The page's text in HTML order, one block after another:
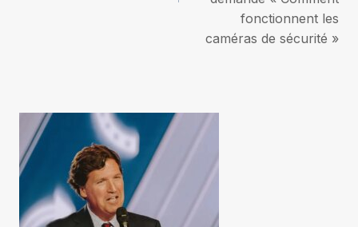
fonctionnent les
caméras de sécurité »